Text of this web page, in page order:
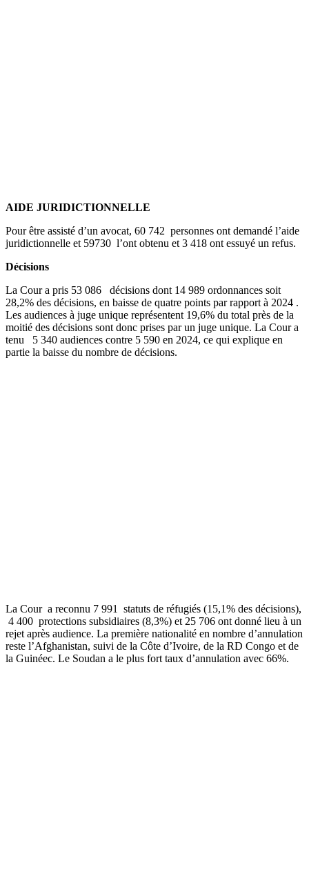
AIDE JURIDICTIONNELLE
Pour être assisté d’un avocat, 60 742 personnes ont demandé l’aide
juridictionnelle et 59730 l’ont obtenu et 3 418 ont essuyé un refus.
Décisions
La Cour a pris 53 086
décisions dont 14 989 ordonnances soit
28,2% des décisions, en baisse de quatre points par rapport à 2024 .
Les audiences à juge unique représentent 19,6% du total près de la
moitié des décisions sont donc prises par un juge unique. La Cour a
tenu 5 340 audiences contre 5 590 en 2024, ce qui explique en
partie la baisse du nombre de décisions.
La Cour a reconnu 7 991 statuts de réfugiés (15,1% des décisions),
4 400 protections subsidiaires (8,3%) et 25 706 ont donné lieu à un
rejet après audience. La première nationalité en nombre d’annulation
reste l’Afghanistan, suivi de la Côte d’Ivoire, de la RD Congo et de
la Guinéec. Le Soudan a le plus fort taux d’annulation avec 66%.